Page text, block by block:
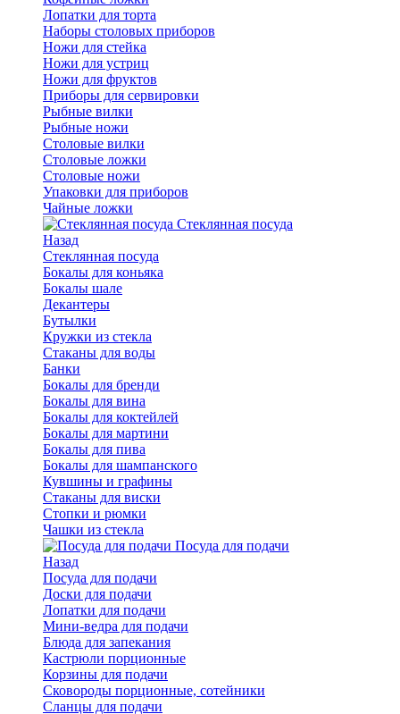
Лопатки для торта
Наборы столовых приборов
Ножи для стейка
Ножи для устриц
Ножи для фруктов
Приборы для сервировки
Рыбные вилки
Рыбные ножи
Столовые вилки
Столовые ложки
Столовые ножи
Упаковки для приборов
Чайные ложки
Стеклянная посуда
Назад
Стеклянная посуда
Бокалы для коньяка
Бокалы шале
Декантеры
Бутылки
Кружки из стекла
Стаканы для воды
Банки
Бокалы для бренди
Бокалы для вина
Бокалы для коктейлей
Бокалы для мартини
Бокалы для пива
Бокалы для шампанского
Кувшины и графины
Стаканы для виски
Стопки и рюмки
Чашки из стекла
Посуда для подачи
Назад
Посуда для подачи
Доски для подачи
Лопатки для подачи
Мини-ведра для подачи
Блюда для запекания
Кастрюли порционные
Корзины для подачи
Сковороды порционные, сотейники
Сланцы для подачи